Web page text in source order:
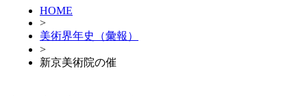
HOME
>
美術界年史（彙報）
>
新京美術院の催